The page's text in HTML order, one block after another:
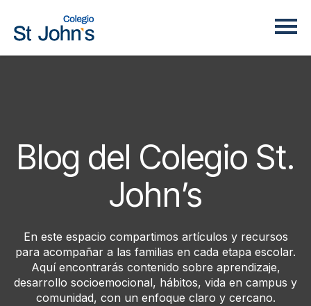
Blog del Colegio St.
John’s
En este espacio compartimos artículos y recursos
para acompañar a las familias en cada etapa escolar.
Aquí encontrarás contenido sobre aprendizaje,
desarrollo socioemocional, hábitos, vida en campus y
comunidad, con un enfoque claro y cercano.